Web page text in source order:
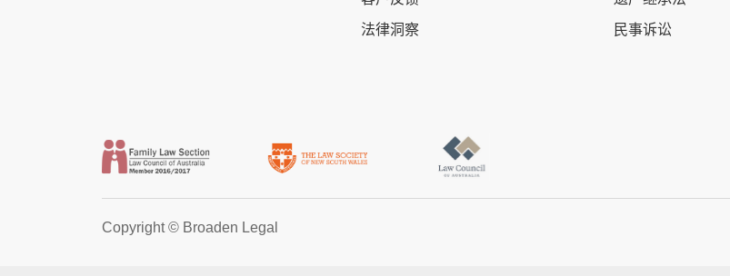
法律洞察
民事诉讼
Copyright © Broaden Legal